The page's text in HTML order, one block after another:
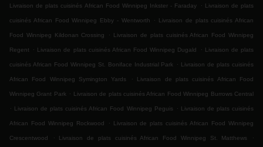
Livraison de plats cuisinés African Food Winnipeg Inkster - Faraday . Livraison de plats
cuisinés African Food Winnipeg Ebby - Wentworth . Livraison de plats cuisinés African
Food Winnipeg Kildonan Crossing . Livraison de plats cuisinés African Food Winnipeg
Regent . Livraison de plats cuisinés African Food Winnipeg Dugald . Livraison de plats
cuisinés African Food Winnipeg St. Boniface Industrial Park . Livraison de plats cuisinés
African Food Winnipeg Symington Yards . Livraison de plats cuisinés African Food
Winnipeg Grant Park . Livraison de plats cuisinés African Food Winnipeg Burrows Central
. Livraison de plats cuisinés African Food Winnipeg Peguis . Livraison de plats cuisinés
African Food Winnipeg Rockwood . Livraison de plats cuisinés African Food Winnipeg
Crescentwood . Livraison de plats cuisinés African Food Winnipeg St. Matthews .